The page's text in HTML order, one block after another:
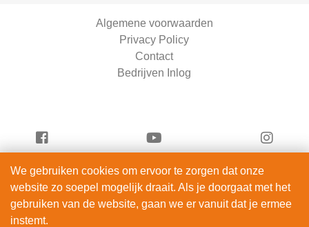
Algemene voorwaarden
Privacy Policy
Contact
Bedrijven Inlog
Vandaag Scooters is onderdeel van
ServiceRight B.V. | KVK 90914872
We gebruiken cookies om ervoor te zorgen dat onze
website zo soepel mogelijk draait. Als je doorgaat met het
gebruiken van de website, gaan we er vanuit dat je ermee
instemt.